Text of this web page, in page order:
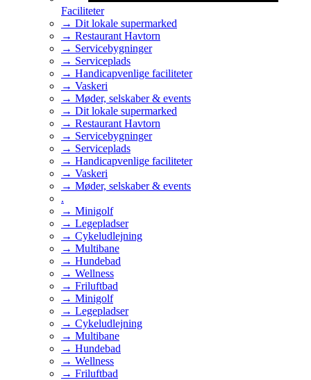
Faciliteter
→ Dit lokale supermarked
→ Restaurant Havtorn
→ Servicebygninger
→ Serviceplads
→ Handicapvenlige faciliteter
→ Vaskeri
→ Møder, selskaber & events
→ Dit lokale supermarked
→ Restaurant Havtorn
→ Servicebygninger
→ Serviceplads
→ Handicapvenlige faciliteter
→ Vaskeri
→ Møder, selskaber & events
.
→ Minigolf
→ Legepladser
→ Cykeludlejning
→ Multibane
→ Hundebad
→ Wellness
→ Friluftbad
→ Minigolf
→ Legepladser
→ Cykeludlejning
→ Multibane
→ Hundebad
→ Wellness
→ Friluftbad